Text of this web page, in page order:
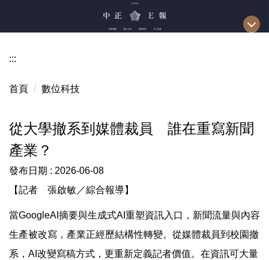
區
:::
首頁 數位科技
從大學撤系到媒體裁員 誰在重寫新聞
產業？
發布日期 : 2026-06-08
【記者 張啟敏／綜合報導】
當GoogleAI摘要與生成式AI重塑資訊入口，新聞流量與內容
生產被改寫，產業正經歷結構性轉變。從媒體裁員到校園撤
系，AI改變寫稿方式，更重新定義記者價值。在資訊可大量